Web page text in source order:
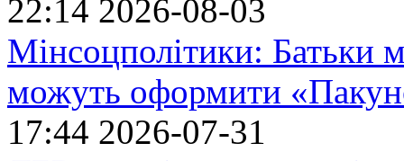
22:14 2026-08-03
Мінсоцполітики: Батьки
можуть оформити
17:44 2026-07-31